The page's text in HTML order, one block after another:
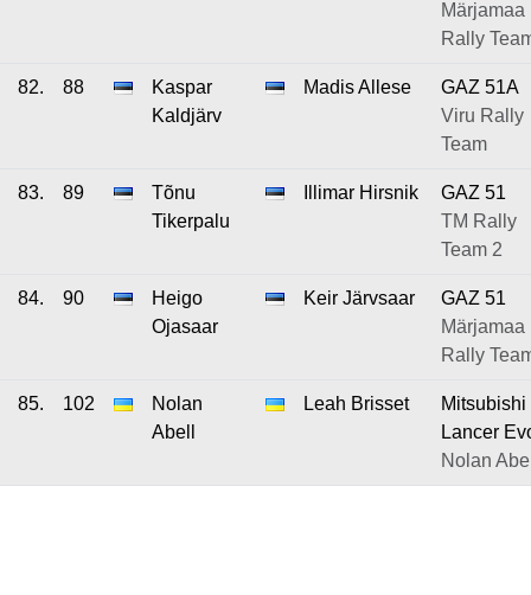
Märjamaa
Rally
82. 88
Kaspar
Kaldjärv
Madis Allese
GAZ 51A
Viru Rally
Team
83. 89
Tõnu
Tikerpalu
Illimar Hirsnik
GAZ 51
TM Rally
Team 2
84. 90
Heigo
Ojasaar
Keir Järvsaar
GAZ 51
Märjamaa
Rally
85. 102
Nolan
Abell
Leah Brisset
Mitsubishi
Lancer
Nolan